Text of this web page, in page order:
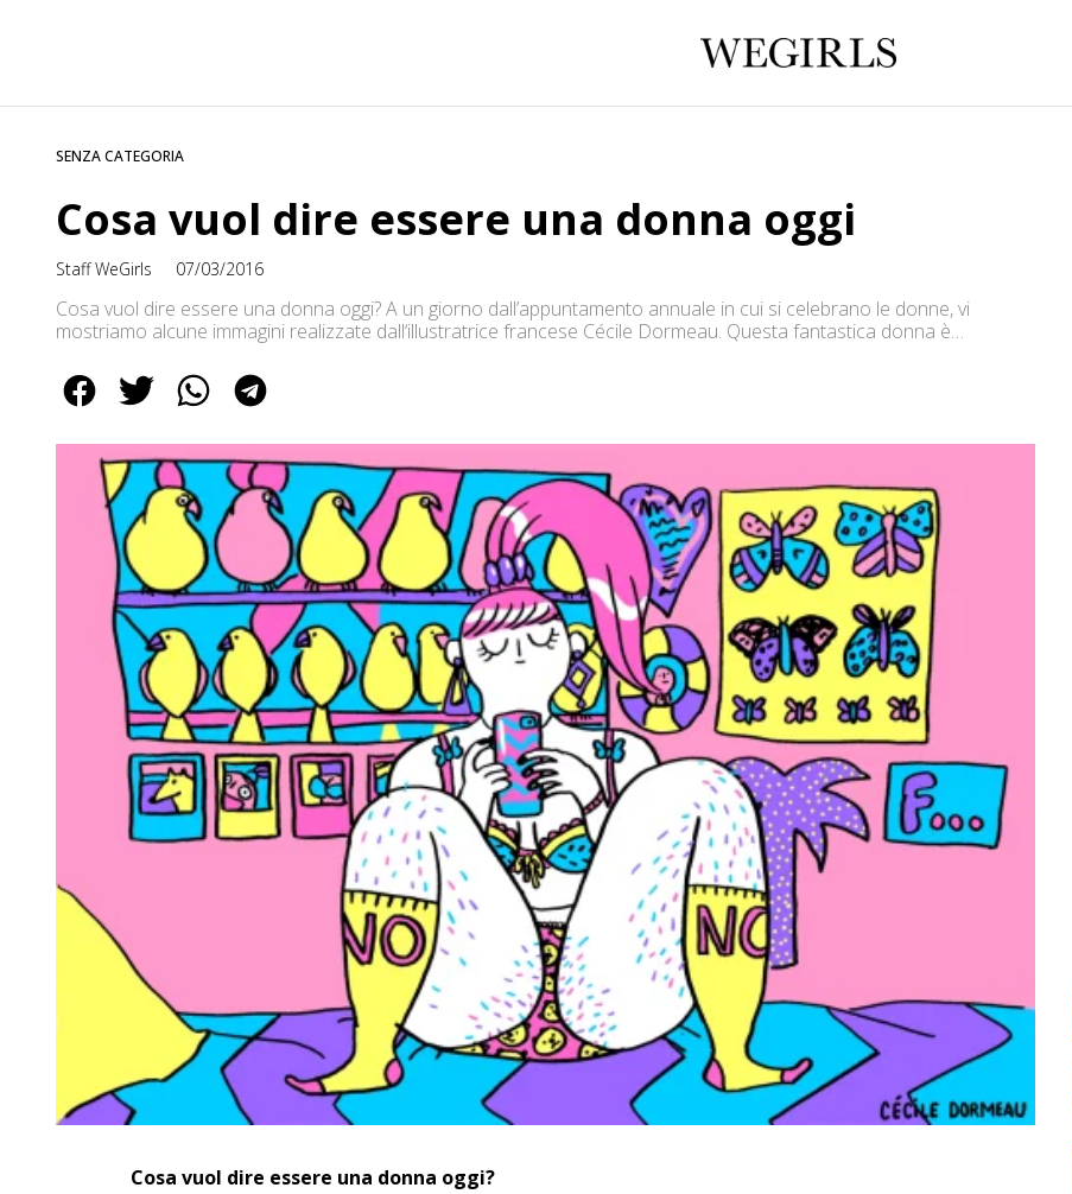
SENZA CATEGORIA
Cosa vuol dire essere una donna oggi
Staff WeGirls 07/03/2016
Cosa vuol dire essere una donna oggi? A un giorno dall’appuntamento annuale in cui si celebrano le donne, vi
mostriamo alcune immagini realizzate dall‘illustratrice francese Cécile Dormeau. Questa fantastica donna è
donne dagli stereotipi e avvicinarle alla realtà quotidiana. Dormeau […]
Cosa vuol dire essere una donna oggi?